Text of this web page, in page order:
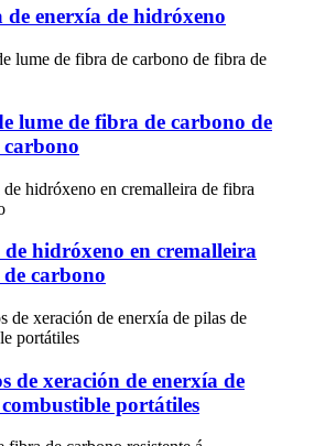
de enerxía de hidróxeno
lume de fibra de carbono de
hidróxeno en cremalleira
carbono
de xeración de enerxía de
portátiles